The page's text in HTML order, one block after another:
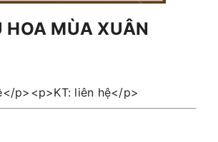
HOA MÙA XUÂN
p><p>KT: liên hệ</p>